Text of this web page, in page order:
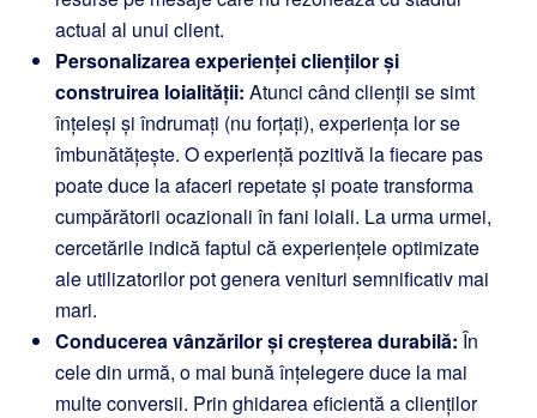
actual al unui client.
Personalizarea experienței clienților și
construirea loialității: Atunci când clienții se simt
înțeleși și îndrumați (nu forțați), experiența lor se
îmbunătățește. O experiență pozitivă la fiecare pas
poate duce la afaceri repetate și poate transforma
cumpărătorii ocazionali în fani loiali. La urma urmei,
cercetările indică faptul că experiențele optimizate
ale utilizatorilor pot genera venituri semnificativ mai
mari.
Conducerea vânzărilor și creșterea durabilă: În
cele din urmă, o mai bună înțelegere duce la mai
multe conversii. Prin ghidarea eficientă a clienților